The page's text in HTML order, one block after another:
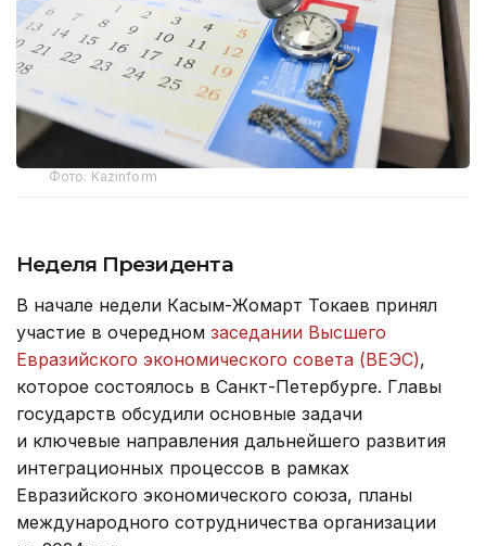
Фото: Kazinform
Неделя Президента
В начале недели Касым-Жомарт Токаев принял
участие в очередном заседании Высшего
Евразийского экономического совета (ВЕЭС),
которое состоялось в Санкт-Петербурге. Главы
государств обсудили основные задачи
и ключевые направления дальнейшего развития
интеграционных процессов в рамках
Евразийского экономического союза, планы
международного сотрудничества организации